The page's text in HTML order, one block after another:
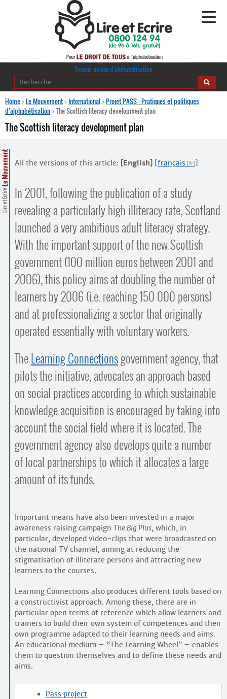
Alphabétisation
Regards croisés
·
Comprendre et parler
Bienvenue en Belgique
Contacts
Trouver un lieu d’alphabétisation
Trouver un lieu d’alphabétisation
Home>Le Mouvement>International>Projet PASS : Pratiques et politiques
d’alphabétisation>The Scottish literacy development plan
The Scottish literacy development plan
Lire et Écrire
Le Mouvement All the versions of this article: [English] [français ]
In 2001, following the publication of a study
revealing a particularly high illiteracy rate, Scotland
launched a very ambitious adult literacy strategy.
With the important support of the new Scottish
government (100 million euros between 2001 and
2006), this policy aims at doubling the number of
learners by 2006 (i.e. reaching 150 000 persons)
and at professionalizing a sector that originally
operated essentially with voluntary workers.
TheLearning Connectionsgovernment agency, that
pilots the initiative, advocates an approach based
on social practices according to which sustainable
knowledge acquisition is encouraged by taking into
account the social field where it is located. The
government agency also develops quite a number
of local partnerships to which it allocates a large
amount of its funds.
Important means have also been invested in a major
awareness raising campaign The Big Plus, which, in
particular, developed video-clips that were broadcasted on
the national TV channel, aiming at reducing the
stigmatisation of illiterate persons and attracting new
learners to the courses.
Learning Connections also produces different tools based on
a constructivist approach. Among these, there are in
particular open terms of reference which allow learners and
trainers to build their own system of competences and their
own programme adapted to their learning needs and aims.
An educational medium – “The Learning Wheel” – enables
them to question themselves and to define these needs and
aims.
Pass project